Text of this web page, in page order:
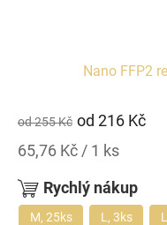
Nano FFP2
od255 Kč od 216 Kč
Měrná
65,76 Kč / 1 ks
Rychlý nákup
M, 25ks L, 3ks